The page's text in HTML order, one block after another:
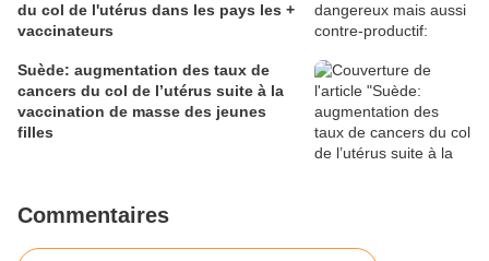
du col de l'utérus dans les pays les +
vaccinateurs
Suède: augmentation des taux de
cancers du col de l’utérus suite à la
vaccination de masse des jeunes
filles
Commentaires